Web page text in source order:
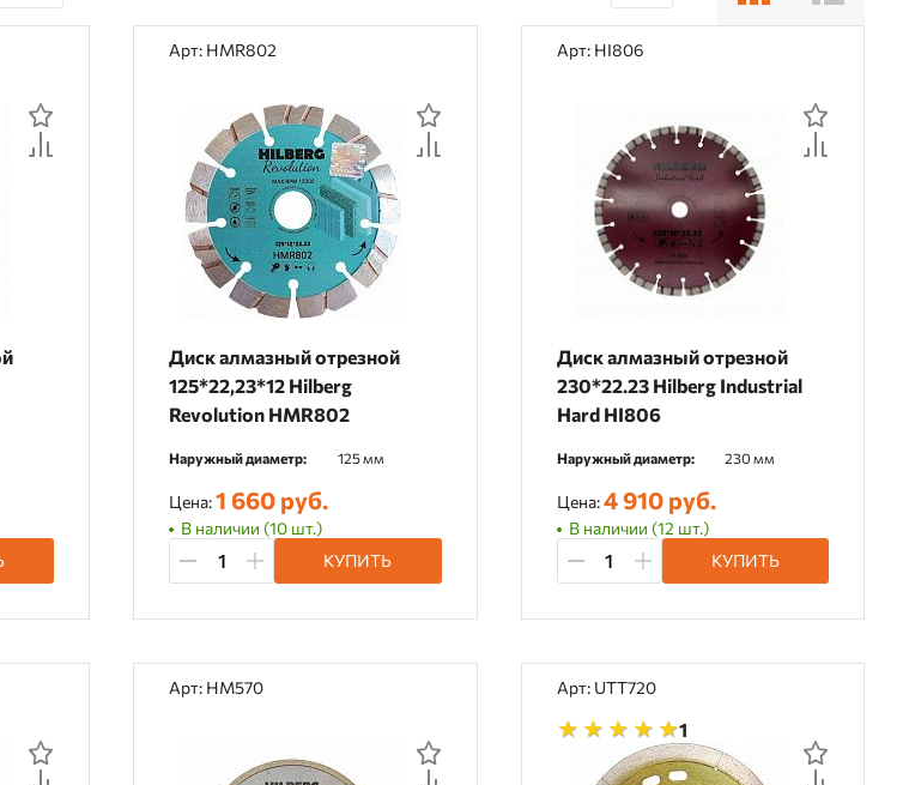
30
Арт: HMR802
Диск алмазный отрезной
125*22,23*12 Hilberg
Revolution HMR802
Наружный диаметр: 125 мм
Цена:1 660 руб.
В наличии (10 шт.)
КУПИТЬ
Арт: HI806
Диск алмазный отрезной
230*22.23 Hilberg Industrial
Hard HI806
Наружный диаметр: 230 мм
Цена:4 910 руб.
В наличии (12 шт.)
КУПИТЬ
Арт: HM570 Арт: UTT720
1